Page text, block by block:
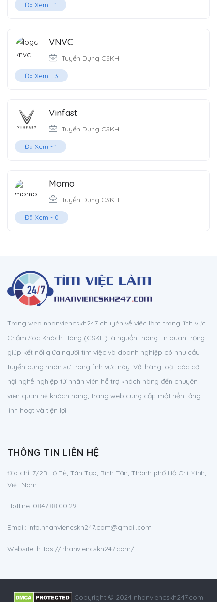
Đã Xem - 1
VNVC
Tuyển Dụng CSKH
Đã Xem - 3
Vinfast
Tuyển Dụng CSKH
Đã Xem - 1
Momo
Tuyển Dụng CSKH
Đã Xem - 0
Trang web nhanviencskh247 chuyên về việc làm trong lĩnh vực
Chăm Sóc Khách Hàng (CSKH) là nguồn thông tin quan trọng
giúp kết nối giữa người tìm việc và doanh nghiệp có nhu cầu
tuyển dụng nhân sự trong lĩnh vực này. Với hàng loạt các cơ
hội nghề nghiệp từ nhân viên hỗ trợ khách hàng đến chuyên
viên quan hệ khách hàng, trang web cung cấp một nền tảng
linh hoạt và tiện lợi.
THÔNG TIN LIÊN HỆ
Địa chỉ: 7/2B Lộ Tẻ, Tân Tạo, Bình Tân, Thành phố Hồ Chí Minh,
Việt Nam
Hotline: 0847.88.00.29
Email: info.nhanviencskh247.com@gmail.com
Website: https://nhanviencskh247.com/
Copyright © 2024 nhanviencskh247.com